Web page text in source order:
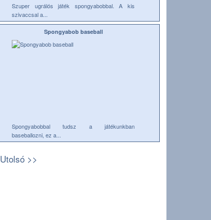
Szuper ugrálós játék spongyabobbal. A kis
szivaccsal a...
Spongyabob baseball
Spongyabobbal tudsz a játékunkban
baseballozni, ez a...
Utolsó >>